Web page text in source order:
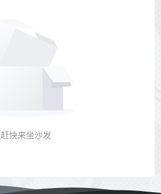
赶快来坐沙发